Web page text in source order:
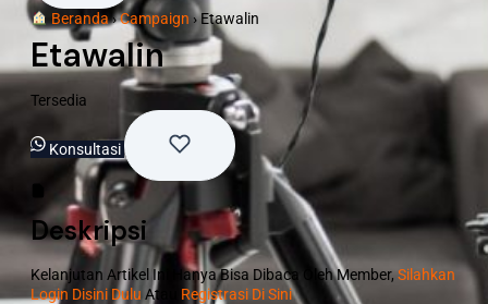
Beranda›Campaign ›Etawalin
Etawalin
Tersedia
Konsultasi
Deskripsi
Kelanjutan Artikel Ini Hanya Bisa Dibaca Oleh Member,Silahkan
Login Disini Dulu Atau Registrasi Di Sini